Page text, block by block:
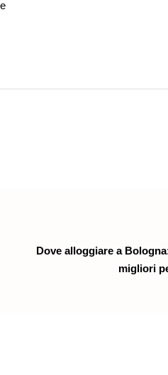
Dove alloggiare a
migliori